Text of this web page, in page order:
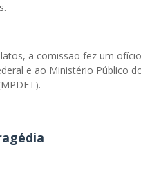
a comissão fez um
e ao Ministério Público